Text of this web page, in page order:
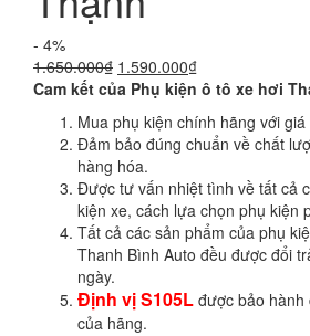
- 4%
1.650.000₫ Giá
gốc
1.650.000₫.
1.590.000₫Giá
hiện
là:
1.590.000₫.
Cam kết của Phụ kiện ô tô xe hơi
Mua phụ kiện chính hãng với giá
Đảm bảo đúng chuẩn về chất
hàng hóa.
Được tư vấn nhiệt tình về tất cả
kiện xe, cách lựa chọn phụ kiện
Tất cả các sản phẩm của phụ
Thanh Bình Auto đều được đổi
ngày.
Định vị S105L được bảo hành
của hãng.